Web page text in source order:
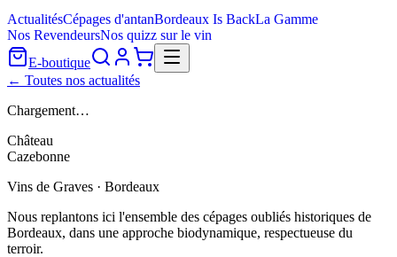
ActualitésCépages d'antanBordeaux Is BackLa Gamme
Nos RevendeursNos quizz sur le vin
E-boutique
← Toutes nos actualités
Chargement…
Château
Cazebonne
Vins de Graves · Bordeaux
Nous replantons ici l'ensemble des cépages oubliés historiques de
Bordeaux, dans une approche biodynamique, respectueuse du
terroir.